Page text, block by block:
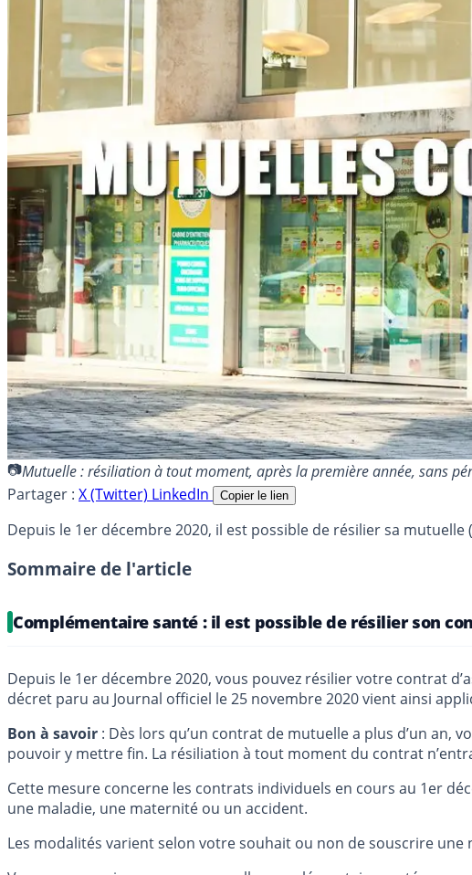
Mutuelle : résiliation à tout moment, après la première année, sans
Partager : X (Twitter) LinkedIn Copier le lien
Depuis le 1er décembre 2020, il est possible de résilier sa
Sommaire de l'article
Complémentaire santé : il est possible de résilier son
Depuis le 1er décembre 2020, vous pouvez résilier votre contrat
décret paru au Journal officiel le 25 novembre 2020 vient ainsi
Bon à savoir : Dès lors qu’un contrat de mutuelle a plus d’un an,
pouvoir y mettre fin. La résiliation à tout moment du contrat
Cette mesure concerne les contrats individuels en cours au 1er
une maladie, une maternité ou un accident.
Les modalités varient selon votre souhait ou non de souscrire une